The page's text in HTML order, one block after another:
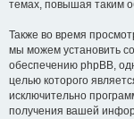
темах, повышая таким
Также во время
мы можем установить
обеспечению phpBB,
целью которого
исключительно
получения вашей